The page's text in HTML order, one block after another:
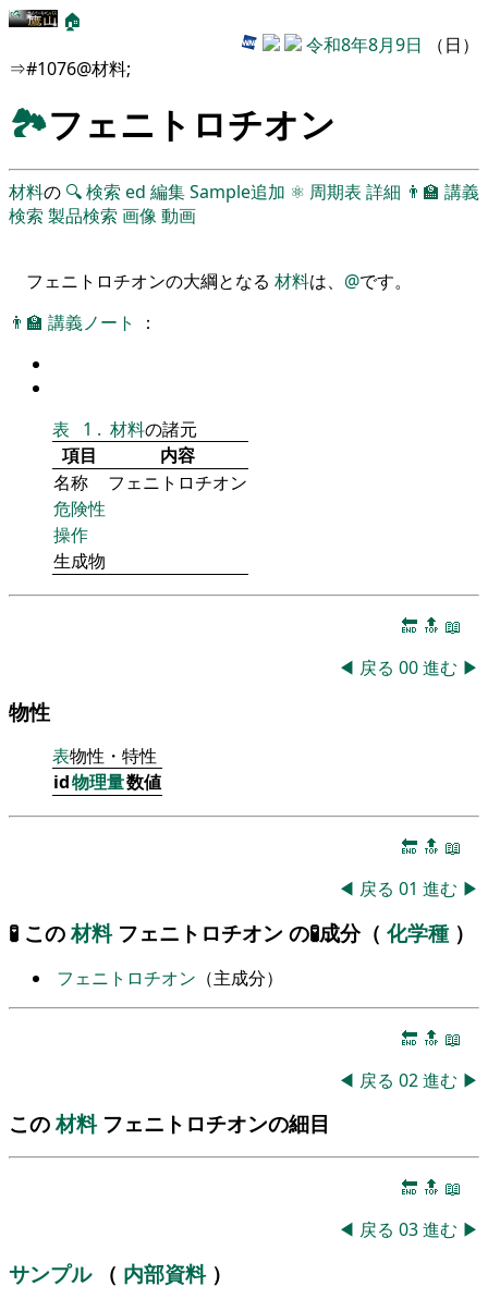
🏠
令和8年8月9日 （日）
⇒#1076@材料;
🏞フェニトロチオン
材料の 🔍検索 ed 編集Sample追加 ⚛ 周期表 詳細 👨‍🏫 講義
検索 製品検索 画像動画
フェニトロチオンの大綱となる 材料は、 @です。
👨‍🏫 講義ノート ：
表 1 . 材料の諸元
項目
内容
名称
フェニトロチオン
危険性
操作
生成物
🔚 🔝 📖
◀ 戻る 00進む ▶
物性
表物性・特性
id物理量数値
🔚 🔝 📖
◀ 戻る 01 進む ▶
🧪 この材料 フェニトロチオン の🧪成分（ 化学種 ）
フェニトロチオン （主成分）
🔚 🔝 📖
◀ 戻る 02進む ▶
この材料 フェニトロチオンの細目
🔚 🔝 📖
◀ 戻る 03進む ▶
サンプル （ 内部資料 ）